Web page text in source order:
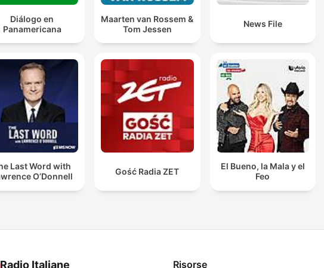
Diálogo en
Panamericana
Maarten van Rossem &
Tom Jessen
News File
Last Word with
O’Donnell
Gość Radia ZET
El Bueno, la Mala y el
Feo
Radio Italiane Risorse